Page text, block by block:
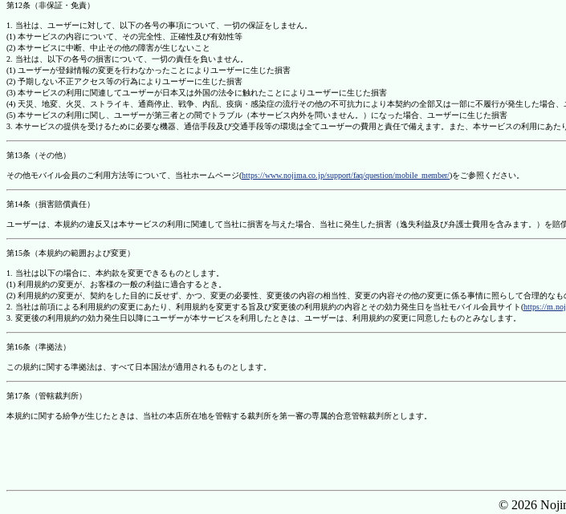
第12条（非保証・免責）
1. 当社は、ユーザーに対して、以下の各号の事項について、一切の保証をしません。
(1) 本サービスの内容について、その完全性、正確性及び有効性等
(2) 本サービスに中断、中止その他の障害が生じないこと
2. 当社は、以下の各号の損害について、一切の責任を負いません。
(1) ユーザーが登録情報の変更を行わなかったことによりユーザーに生じた損害
(2) 予期しない不正アクセス等の行為によりユーザーに生じた損害
(3) 本サービスの利用に関連してユーザーが日本又は外国の法令に触れたことによりユーザーに生じた損害
(4) 天災、地変、火災、ストライキ、通商停止、戦争、内乱、疫病・感染症の流行その他の不可抗力により本契約の全部又は一部に不履行が発生した場合
(5) 本サービスの利用に関し、ユーザーが第三者との間でトラブル（本サービス内外を問いません。）になった場合、ユーザーに生じた損害
3. 本サービスの提供を受けるために必要な機器、通信手段及び交通手段等の環境は全てユーザーの費用と責任で備えます。また、本サービスの利用にあた
第13条（その他）
その他モバイル会員のご利用方法等について、当社ホームページ(https://www.nojima.co.jp/support/faq/question/mobile_member/)をご参照ください。
第14条（損害賠償責任）
ユーザーは、本規約の違反又は本サービスの利用に関連して当社に損害を与えた場合、当社に発生した損害（逸失利益及び弁護士費用を含みます。）を賠
第15条（本規約の範囲および変更）
1. 当社は以下の場合に、本約款を変更できるものとします。
(1) 利用規約の変更が、お客様の一般の利益に適合するとき。
(2) 利用規約の変更が、契約をした目的に反せず、かつ、変更の必要性、変更後の内容の相当性、変更の内容その他の変更に係る事情に照らして合理的なも
2. 当社は前項による利用規約の変更にあたり、利用規約を変更する旨及び変更後の利用規約の内容とその効力発生日を当社モバイル会員サイト(https://
3. 変更後の利用規約の効力発生日以降にユーザーが本サービスを利用したときは、ユーザーは、利用規約の変更に同意したものとみなします。
第16条（準拠法）
この規約に関する準拠法は、すべて日本国法が適用されるものとします。
第17条（管轄裁判所）
本規約に関する紛争が生じたときは、当社の本店所在地を管轄する裁判所を第一審の専属的合意管轄裁判所とします。
© 2026